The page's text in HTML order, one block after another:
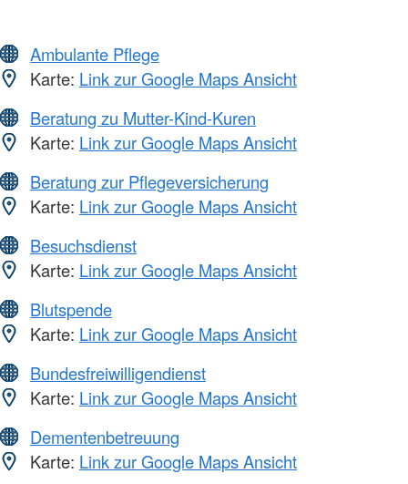
Ambulante Pflege
Karte: Link zur Google Maps Ansicht
Beratung zu Mutter-Kind-Kuren
Karte: Link zur Google Maps Ansicht
Beratung zur Pflegeversicherung
Karte: Link zur Google Maps Ansicht
Besuchsdienst
Karte: Link zur Google Maps Ansicht
Blutspende
Karte: Link zur Google Maps Ansicht
Bundesfreiwilligendienst
Karte: Link zur Google Maps Ansicht
Dementenbetreuung
Karte: Link zur Google Maps Ansicht